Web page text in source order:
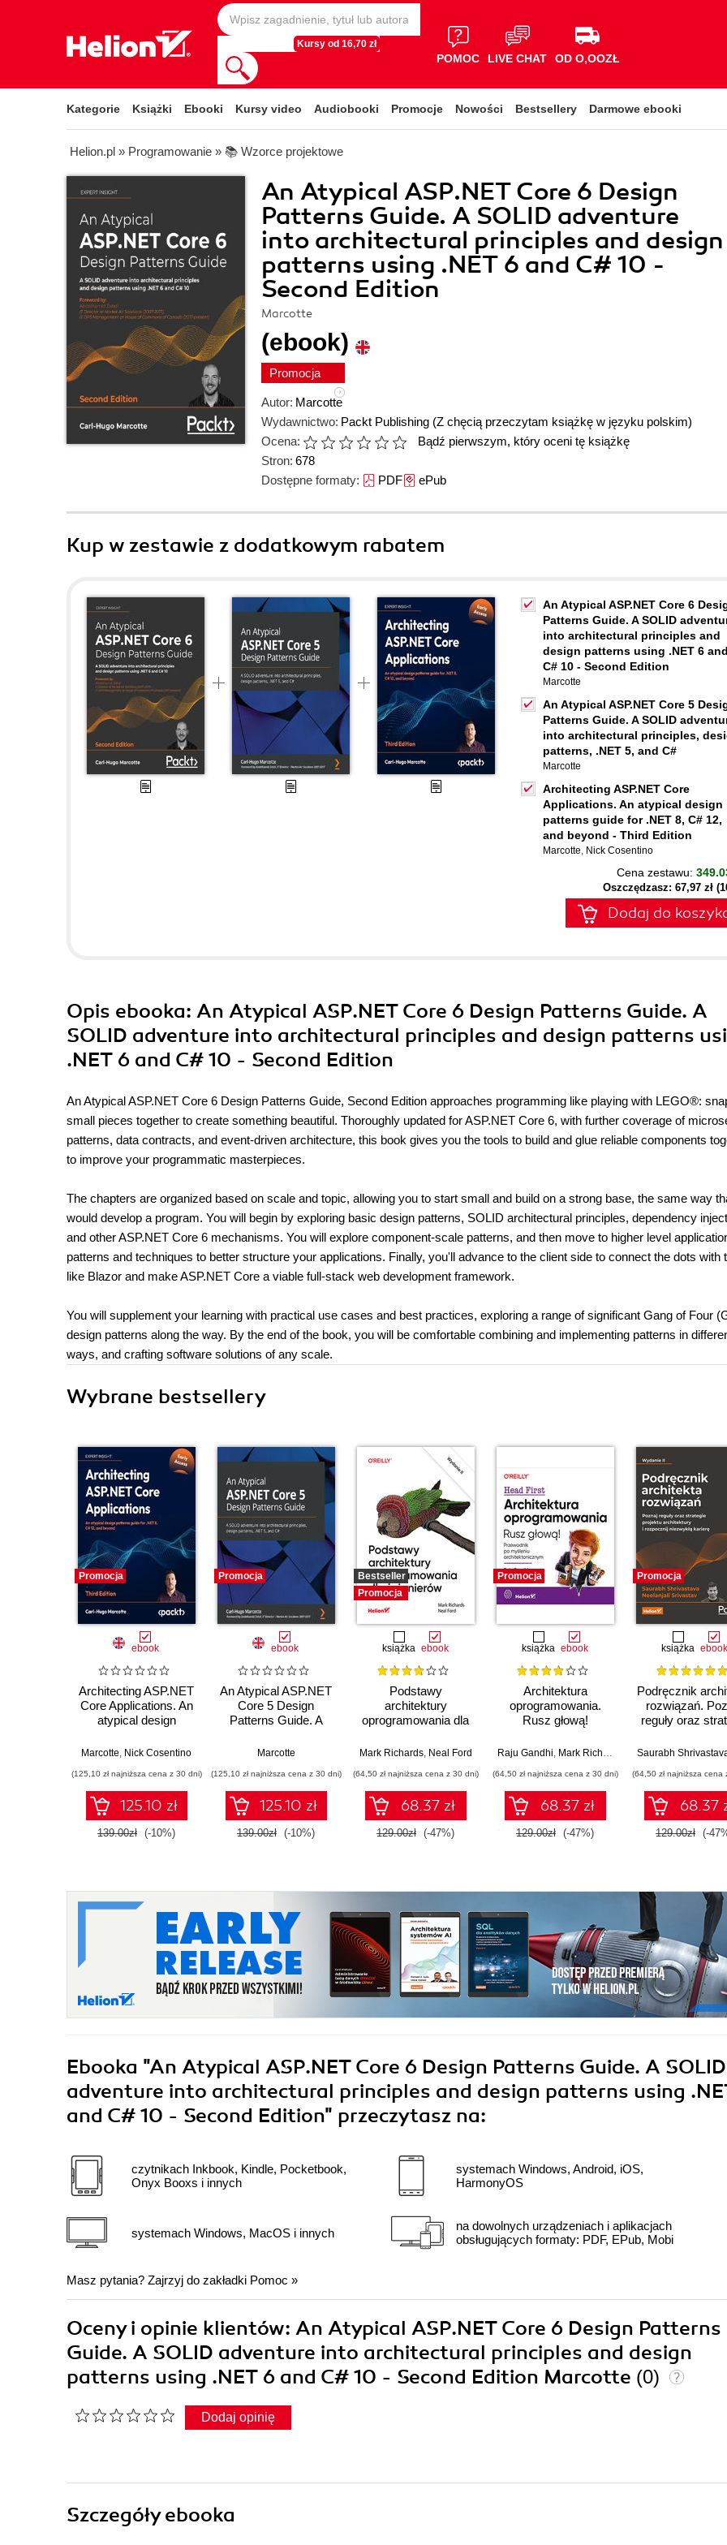
Kursy od 16,70 zł
POMOC LIVE CHAT OD O,OOZŁ
Kategorie Książki Ebooki Kursy video Audiobooki Promocje Nowości Bestsellery Darmowe ebooki
Helion.pl » Programowanie » 📚 Wzorce projektowe
An Atypical ASP.NET Core 6 Design
Patterns Guide. A SOLID adventure
into architectural principles and design
patterns using .NET 6 and C# 10 -
Second Edition
Marcotte
(ebook)
Promocja
Autor: Marcotte
Wydawnictwo: Packt Publishing (Z chęcią przeczytam książkę w języku polskim)
Ocena:
Bądź pierwszym, który oceni tę książkę
Stron: 678
Dostępne formaty: PDFePub
Kup w zestawie z dodatkowym rabatem
An Atypical ASP.NET Core 6
Patterns Guide. A SOLID
into architectural principles and
design patterns using .NET 6 and
C# 10 - Second Edition
Marcotte
An Atypical ASP.NET Core 5
Patterns Guide. A SOLID
into architectural principles,
patterns, .NET 5, and C#
Marcotte
Architecting ASP.NET Core
Applications. An atypical design
patterns guide for .NET 8, C# 12,
and beyond - Third Edition
Marcotte, Nick Cosentino
Cena zestawu:
Oszczędzasz: 67,97 zł
Dodaj do
Opis ebooka: An Atypical ASP.NET Core 6 Design Patterns Guide. A
SOLID adventure into architectural principles and design patterns
.NET 6 and C# 10 - Second Edition
An Atypical ASP.NET Core 6 Design Patterns Guide, Second Edition approaches programming like playing with LEGO®:
small pieces together to create something beautiful. Thoroughly updated for ASP.NET Core 6, with further coverage of
patterns, data contracts, and event-driven architecture, this book gives you the tools to build and glue reliable components
to improve your programmatic masterpieces.
The chapters are organized based on scale and topic, allowing you to start small and build on a strong base, the same way
would develop a program. You will begin by exploring basic design patterns, SOLID architectural principles, dependency
and other ASP.NET Core 6 mechanisms. You will explore component-scale patterns, and then move to higher level
patterns and techniques to better structure your applications. Finally, you'll advance to the client side to connect the dots with
like Blazor and make ASP.NET Core a viable full-stack web development framework.
You will supplement your learning with practical use cases and best practices, exploring a range of significant Gang of Four
design patterns along the way. By the end of the book, you will be comfortable combining and implementing patterns in
ways, and crafting software solutions of any scale.
Wybrane bestsellery
Promocja
ebook
Architecting ASP.NET
Core Applications. An
atypical design
.NET 8, C# 12, and
Marcotte, Nick Cosentino
(125,10 zł najniższa cena z 30 dni)
125.10 zł
139.00zł (-10%)
Promocja
ebook
An Atypical ASP.NET
Core 5 Design
Patterns Guide. A
architectural
patterns, .NET 5, and
C#
Marcotte
(125,10 zł najniższa cena z 30 dni)
125.10 zł
139.00zł (-10%)
Bestseller
Promocja
książka ebook
Podstawy
architektury
oprogramowania dla
II
Mark Richards, Neal Ford
(64,50 zł najniższa cena z 30 dni)
68.37 zł
129.00zł (-47%)
Promocja
książka ebook
Architektura
oprogramowania.
Rusz głową!
myśleniu
Raju Gandhi, Mark Richards Neal Ford
(64,50 zł najniższa cena z 30 dni)
68.37 zł
129.00zł (-47%)
Promocja
książka ebook
Podręcznik
rozwiązań.
reguły oraz
rozpocznij
Saurabh
(64,50 zł najniższa cena
68.37
129.00zł (-
Ebooka "An Atypical ASP.NET Core 6 Design Patterns Guide. A SOLID
adventure into architectural principles and design patterns using
and C# 10 - Second Edition" przeczytasz na:
czytnikach Inkbook, Kindle, Pocketbook,
Onyx Booxs i innych
systemach Windows, MacOS i innych
systemach Windows, Android, iOS,
HarmonyOS
na dowolnych urządzeniach i aplikacjach
obsługujących formaty: PDF, EPub, Mobi
Masz pytania? Zajrzyj do zakładki Pomoc »
Oceny i opinie klientów: An Atypical ASP.NET Core 6 Design Patterns
Guide. A SOLID adventure into architectural principles and design
patterns using .NET 6 and C# 10 - Second Edition Marcotte (0)
Dodaj opinię
Szczegółyebooka